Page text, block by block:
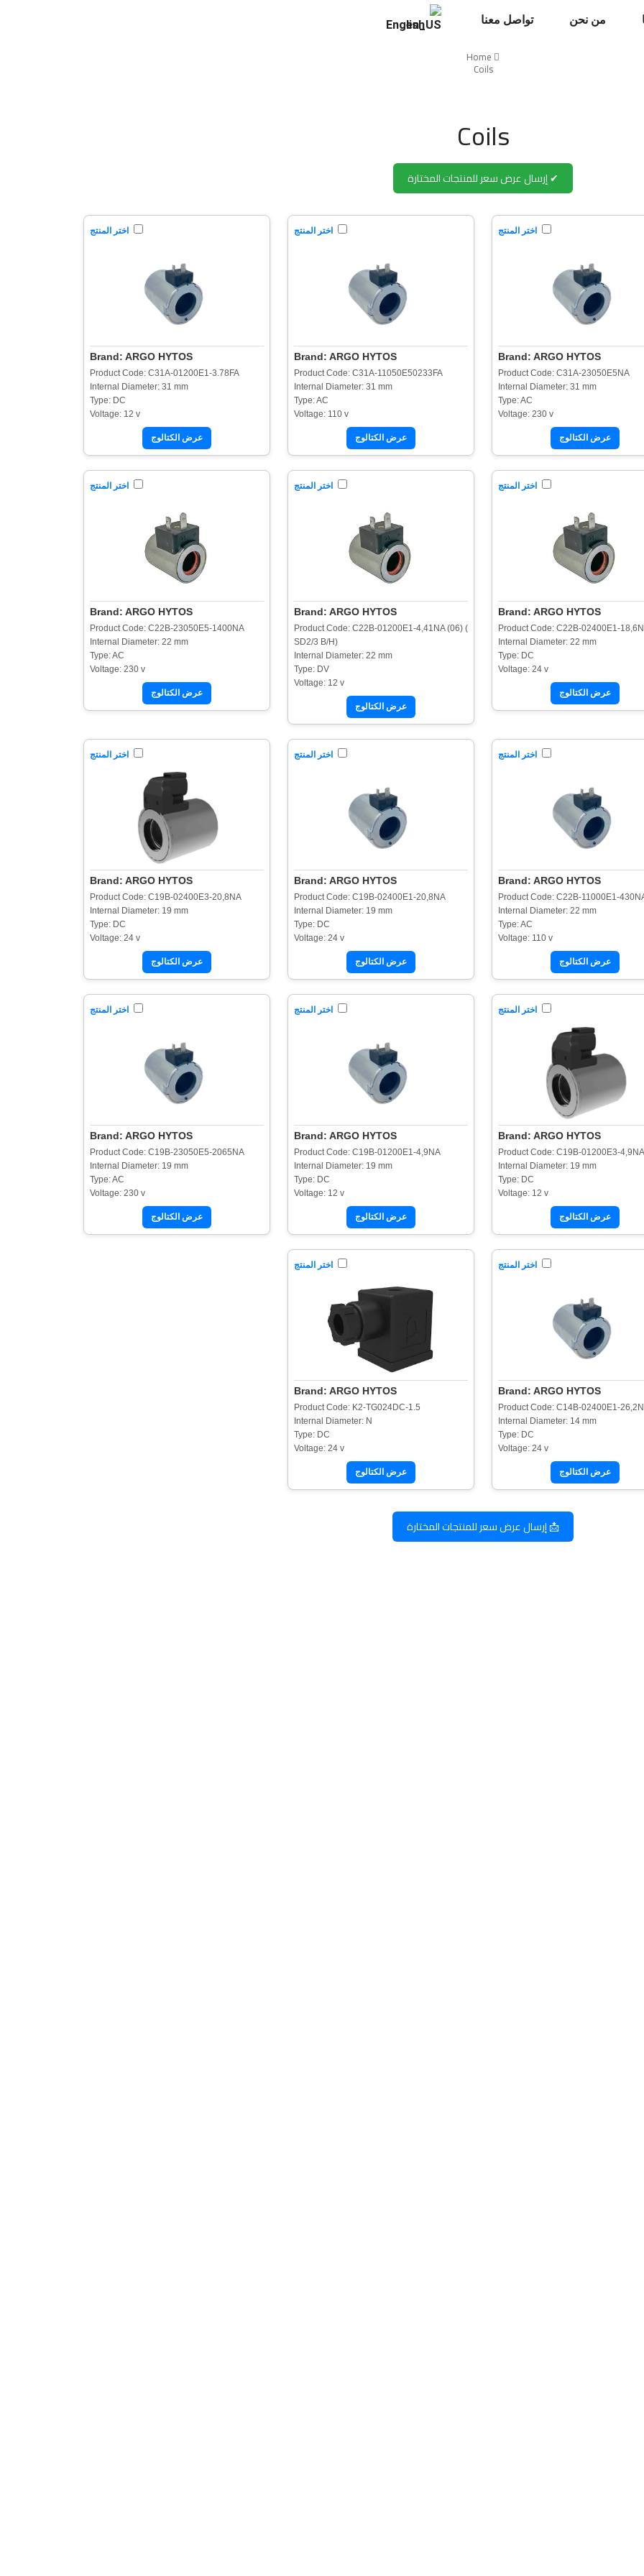
من نحن تواصل معنا English
Home
Coils
Coils
✔ إرسال عرض سعر للمنتجات المختارة
اختر المنتج
Brand: ARGO HYTOS
Product Code: C31A-23050E5NA
Internal Diameter: 31 mm
Type: AC
Voltage: 230 v
عرض الكتالوج
اختر المنتج
Brand: ARGO HYTOS
Product Code: C31A-11050E50233FA
Internal Diameter: 31 mm
Type: AC
Voltage: 110 v
عرض الكتالوج
اختر المنتج
Brand: ARGO HYTOS
Product Code: C31A-01200E1-3.78FA
Internal Diameter: 31 mm
Type: DC
Voltage: 12 v
عرض الكتالوج
اختر المنتج
Brand: ARGO HYTOS
Product Code: C22B-02400E1-
Internal Diameter: 22 mm
Type: DC
Voltage: 24 v
عرض الكتالوج
اختر المنتج
Brand: ARGO HYTOS
Product Code: C22B-01200E1-4,41NA (06) (
SD2/3 B/H)
Internal Diameter: 22 mm
Type: DV
Voltage: 12 v
عرض الكتالوج
اختر المنتج
Brand: ARGO HYTOS
Product Code: C22B-23050E5-1400NA
Internal Diameter: 22 mm
Type: AC
Voltage: 230 v
عرض الكتالوج
اختر المنتج
Brand: ARGO HYTOS
Product Code: C22B-11000E1-
Internal Diameter: 22 mm
Type: AC
Voltage: 110 v
عرض الكتالوج
اختر المنتج
Brand: ARGO HYTOS
Product Code: C19B-02400E1-20,8NA
Internal Diameter: 19 mm
Type: DC
Voltage: 24 v
عرض الكتالوج
اختر المنتج
Brand: ARGO HYTOS
Product Code: C19B-02400E3-20,8NA
Internal Diameter: 19 mm
Type: DC
Voltage: 24 v
عرض الكتالوج
اختر المنتج
Brand: ARGO HYTOS
Product Code: C19B-01200E3-4,9NA
Internal Diameter: 19 mm
Type: DC
Voltage: 12 v
عرض الكتالوج
اختر المنتج
Brand: ARGO HYTOS
Product Code: C19B-01200E1-4,9NA
Internal Diameter: 19 mm
Type: DC
Voltage: 12 v
عرض الكتالوج
اختر المنتج
Brand: ARGO HYTOS
Product Code: C19B-23050E5-2065NA
Internal Diameter: 19 mm
Type: AC
Voltage: 230 v
عرض الكتالوج
اختر المنتج
Brand: ARGO HYTOS
Product Code: C14B-02400E1-
Internal Diameter: 14 mm
Type: DC
Voltage: 24 v
عرض الكتالوج
اختر المنتج
Brand: ARGO HYTOS
Product Code: K2-TG024DC-1.5
Internal Diameter: N
Type: DC
Voltage: 24 v
عرض الكتالوج
📩 إرسال عرض سعر للمنتجات المختارة